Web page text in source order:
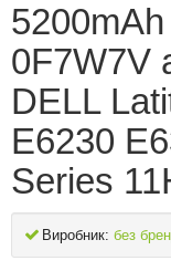
0F7W7V
DELL
E6230
Series
Виробник: без